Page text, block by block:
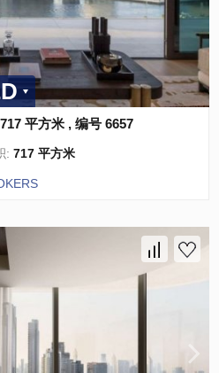
平方米 , 编号 6657
:717 平方米